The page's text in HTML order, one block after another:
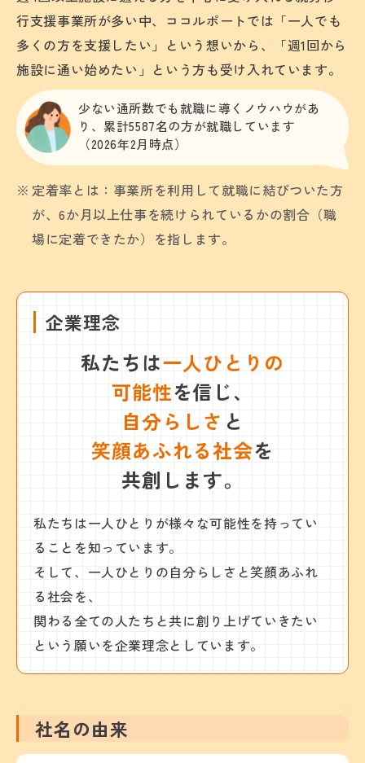
行支援事業所が多い中、ココルポートでは「一人でも
多くの方を支援したい」という想いから、「週1回から
施設に通い始めたい」という方も受け入れています。
少ない通所数でも就職に導くノウハウがあ
り、累計5587名の方が就職しています
（2026年2月時点）
定着率とは：事業所を利用して就職に結びついた方
が、6か月以上仕事を続けられているかの割合（職
場に定着できたか）を指します。
企業理念
私たちは一人ひとりの
可能性を信じ、
自分らしさ と
笑顔あふれる社会を
共創します。
私たちは一人ひとりが様々な可能性を持ってい
ることを知っています。
そして、一人ひとりの自分らしさと笑顔あふれ
る社会を、
関わる全ての人たちと共に創り上げていきたい
という願いを企業理念としています。
社名の由来